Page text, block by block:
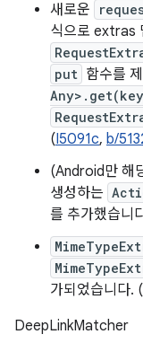
새로운
식으로 extras
put 함수를
(I5091c, b/
(Android만 해
생성하는
를 추가했습니
가되었습니다. (
DeepLinkMatcher